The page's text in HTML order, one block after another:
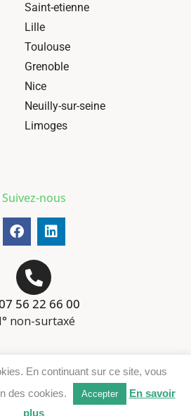
Saint-etienne
Lille
Toulouse
Grenoble
Nice
Neuilly-sur-seine
Limoges
Suivez-nous
56 22 66 00
non-surtaxé
DER
En continuant sur ce site, vous
des cookies.
Accepter
En savoir
plus